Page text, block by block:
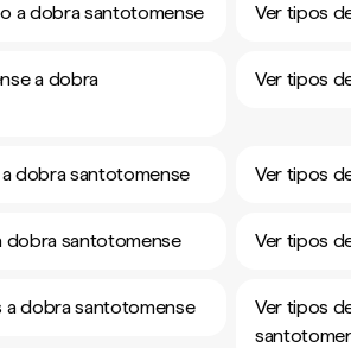
a dobra santotomense Ver tipos
a dobra
Ver tipos
dobra santotomense Ver tipos
dobra santotomense Ver tipos
a dobra santotomense
Ver tipos